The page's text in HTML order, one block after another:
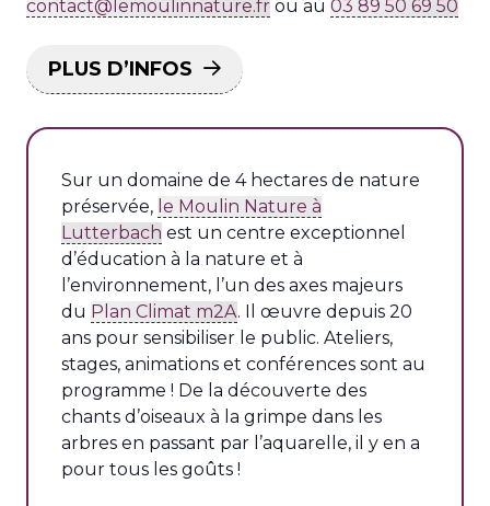
contact@lemoulinnature.fr ou au 03 89 50 69 50
PLUS D’INFOS
Sur un domaine de 4 hectares de nature
préservée, le Moulin Nature à
Lutterbach est un centre exceptionnel
d’éducation à la nature et à
l’environnement, l’un des axes majeurs
du Plan Climat m2A. Il œuvre depuis 20
ans pour sensibiliser le public. Ateliers,
stages, animations et conférences sont au
programme ! De la découverte des
chants d’oiseaux à la grimpe dans les
arbres en passant par l’aquarelle, il y en a
pour tous les goûts !